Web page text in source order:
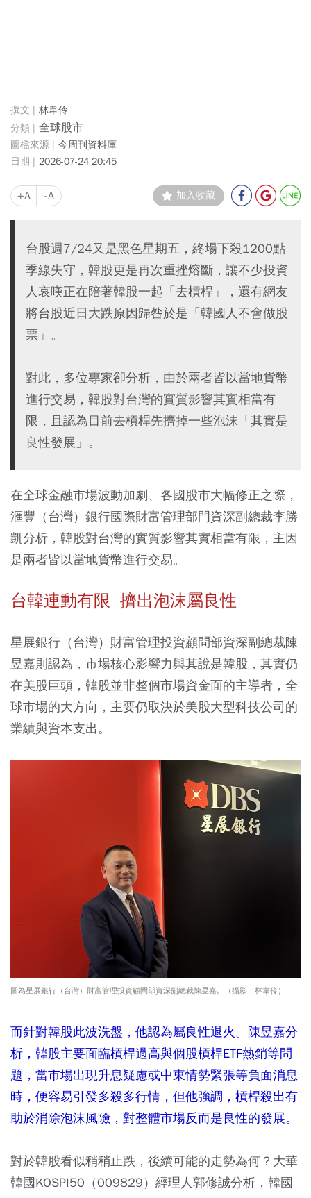
林韋伶
全球股市
今周刊資料庫
2026-07-24 20:45
+A -A 加入收藏
台股週7/24又是黑色星期五，終場下殺1200點
季線失守，韓股更是再次重挫熔斷，讓不少投資
人哀嘆正在陪著韓股一起「去槓桿」，還有網友
將台股近日大跌原因歸咎於是「韓國人不會做股
票」。
對此，多位專家卻分析，由於兩者皆以當地貨幣
進行交易，韓股對台灣的實質影響其實相當有
限，且認為目前去槓桿先擠掉一些泡沫「其實是
良性發展」。
在全球金融市場波動加劇、各國股市大幅修正之際，
滙豐（台灣）銀行國際財富管理部門資深副總裁李勝
凱分析，韓股對台灣的實質影響其實相當有限，主因
是兩者皆以當地貨幣進行交易。
台韓連動有限 擠出泡沫屬良性
星展銀行（台灣）財富管理投資顧問部資深副總裁陳
昱嘉則認為，市場核心影響力與其說是韓股，其實仍
在美股巨頭，韓股並非整個市場資金面的主導者，全
球市場的大方向，主要仍取決於美股大型科技公司的
業績與資本支出。
圖為星展銀行（台灣）財富管理投資顧問部資深副總裁陳昱嘉。（攝影：林韋伶）
而針對韓股此波洗盤，他認為屬良性退火。陳昱嘉分
析，韓股主要面臨槓桿過高與個股槓桿ETF熱銷等問
題，當市場出現升息疑慮或中東情勢緊張等負面消息
時，便容易引發多殺多行情，但他強調，槓桿殺出有
助於消除泡沫風險，對整體市場反而是良性的發展。
對於韓股看似稍稍止跌，後續可能的走勢為何？大華
韓國KOSPI50（009829）經理人郭修誠分析，韓國